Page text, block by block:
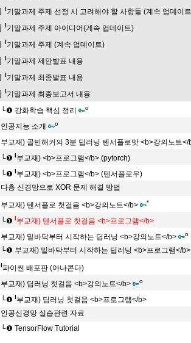
l기말과제 주제 선정 시 고려해야 할 사항들 (계속 업데
l기말과제 주제 아이디어(계속 업데이트)
l기말과제 주제 (계속 업데이트)
l기말과제 제안발표 내용
l기말과제 최종발표 내용
l기말과제 최종보고서 내용
└❶ 강화학습 핵심 정리 o
인공지능 소개 o
부교재) 골빈해커의 3분 딥러닝 텐서플로맛 <b>강의노트</
└❶ l부교재) <b>프로그램</b> (pytorch)
└❶ l부교재) <b>프로그램</b> (텐서플로우)
다층 신경망으로 XOR 문제 해결 방법
부교재) 텐서플로 첫걸음 <b>강의노트</b> *
└❶ l부교재) 텐서플로 첫걸음 <b>프로그램</b>
부교재) 밑바닥부터 시작하는 딥러닝 <b>강의노트</b> o
└❶ 부교재) 밑바닥부터 시작하는 딥러닝 <b>프로그램</b>
l파이썬 배포판 (아나콘다)
부교재) 딥러닝 첫걸음 <b>강의노트</b> o
└❶ l부교재) 딥러닝 첫걸음 <b>프로그램</b>
인공신경망 실습관련 자료
└❶ TensorFlow Tutorial